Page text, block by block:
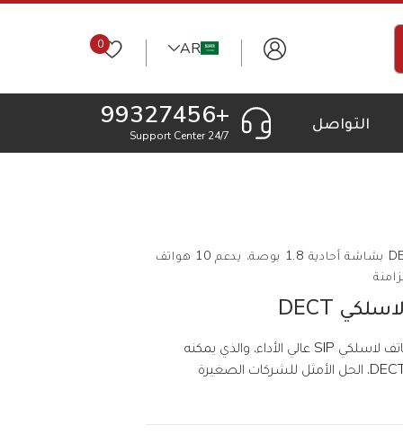
AR
0
التواصل +99327456
24/7 Support Center
يالينك W71P – هاتف لاسلكي DECT بشاشة أحادية 1.8 بوصة، يدعم 10 هواتف
يعد يالينك W71P، باعتباره نظام هاتف لاسلكي SIP عالي الأداء، والذي يمكنه
تسجيل 10 هواتف يالينك DECT W71H، الحل الأمثل للشركات الصغيرة